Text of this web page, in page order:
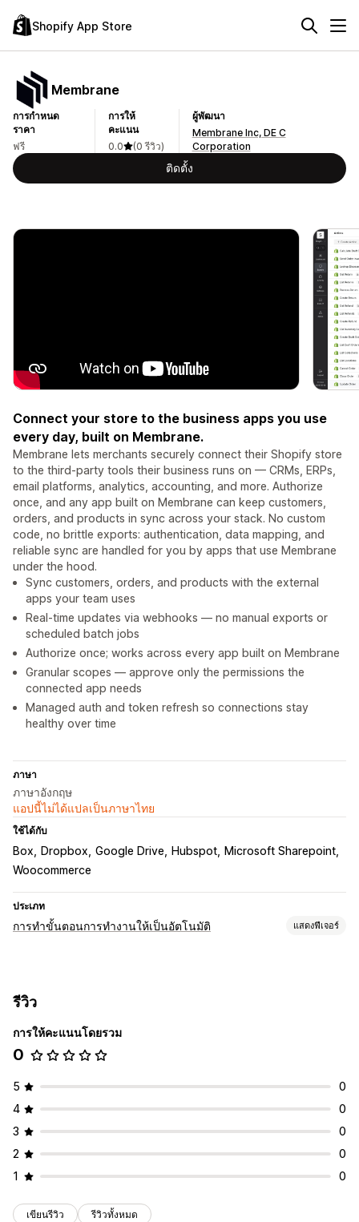
Shopify App Store
Membrane
การกำหนด
ราคา
ฟรี
การให้
คะแนน
0.0
(0 รีวิว)
ผู้พัฒนา
Membrane Inc, DE C
Corporation
ติดตั้ง
Connect your store to the business apps you use
every day, built on Membrane.
Membrane lets merchants securely connect their Shopify store
to the third-party tools their business runs on — CRMs, ERPs,
email platforms, analytics, accounting, and more. Authorize
once, and any app built on Membrane can keep customers,
orders, and products in sync across your stack. No custom
code, no brittle exports: authentication, data mapping, and
reliable sync are handled for you by apps that use Membrane
under the hood.
Sync customers, orders, and products with the external
apps your team uses
Real-time updates via webhooks — no manual exports or
scheduled batch jobs
Authorize once; works across every app built on Membrane
Granular scopes — approve only the permissions the
connected app needs
Managed auth and token refresh so connections stay
healthy over time
ภาษา
ภาษาอังกฤษ
แอปนี้ไม่ได้แปลเป็นภาษาไทย
ใช้ได้กับ
Box Dropbox Google Drive Hubspot
Microsoft Sharepoint
Woocommerce
ประเภท
การทำขั้นตอนการทำงานให้เป็นอัตโนมัติ แสดงฟีเจอร์
การประมวลผลการสั่งซื้อ
การปรับแต่ง
API
ทริกเกอร์ที่กำหนดเอง
รีวิว
การให้คะแนนโดยรวม
0
5
0
4
0
3
0
2
0
1
0
เขียนรีวิว รีวิวทั้งหมด